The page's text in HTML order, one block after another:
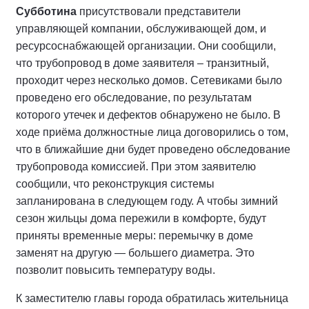
Субботина присутствовали представители
управляющей компании, обслуживающей дом, и
ресурсоснабжающей организации. Они сообщили,
что трубопровод в доме заявителя – транзитный,
проходит через несколько домов. Сетевиками было
проведено его обследование, по результатам
которого утечек и дефектов обнаружено не было. В
ходе приёма должностные лица договорились о том,
что в ближайшие дни будет проведено обследование
трубопровода комиссией. При этом заявителю
сообщили, что реконструкция системы
запланирована в следующем году. А чтобы зимний
сезон жильцы дома пережили в комфорте, будут
приняты временные меры: перемычку в доме
заменят на другую — большего диаметра. Это
позволит повысить температуру воды.
К заместителю главы города обратилась жительница